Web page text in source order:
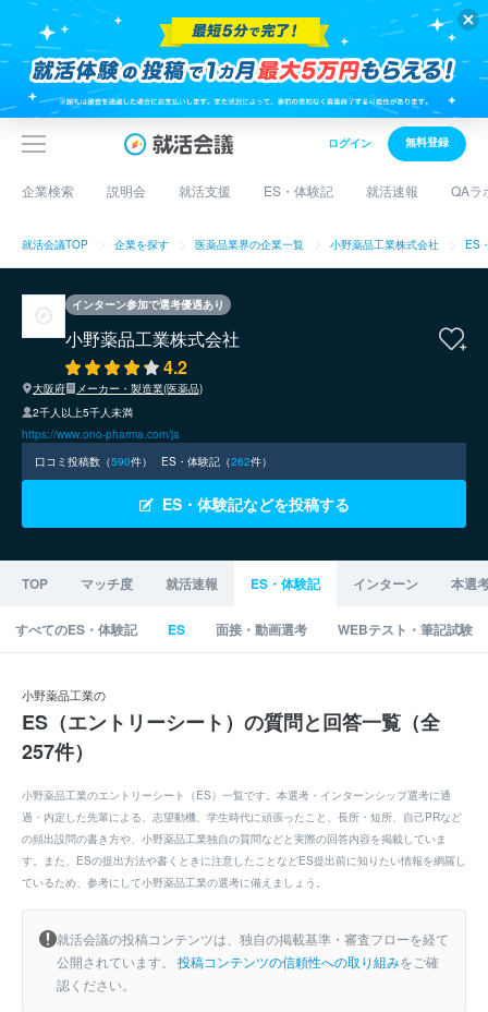
ログイン 無料登録
企業検索 説明会 就活支援 ES・体験記 就活速報 QAラ
就活会議TOP 企業を探す 医薬品業界の企業一覧 小野薬品工業株式会社 ES
インターン参加で選考優遇あり
小野薬品工業株式会社
4.2
大阪府
メーカー・製造業(医薬品)
2千人以上5千人未満
https://www.ono-pharma.com/ja
口コミ投稿数（590件） ES・体験記（262件）
ES・体験記などを投稿する
TOP マッチ度 就活速報 ES・体験記 インターン 本選
すべてのES・体験記 ES 面接・動画選考 WEBテスト・筆記試験
小野薬品工業の
ES（エントリーシート）の質問と回答一覧（全
257件）
小野薬品工業のエントリーシート（ES）一覧です。本選考・インターンシップ選考に通
過・内定した先輩による、志望動機、学生時代に頑張ったこと、長所・短所、自己PRなど
の頻出設問の書き方や、小野薬品工業独自の質問などと実際の回答内容を掲載していま
す。また、ESの提出方法や書くときに注意したことなどES提出前に知りたい情報を網羅し
ているため、参考にして小野薬品工業の選考に備えましょう。
就活会議の投稿コンテンツは、独自の掲載基準・審査フローを経て
公開されています。 投稿コンテンツの信頼性への取り組みをご確
認ください。